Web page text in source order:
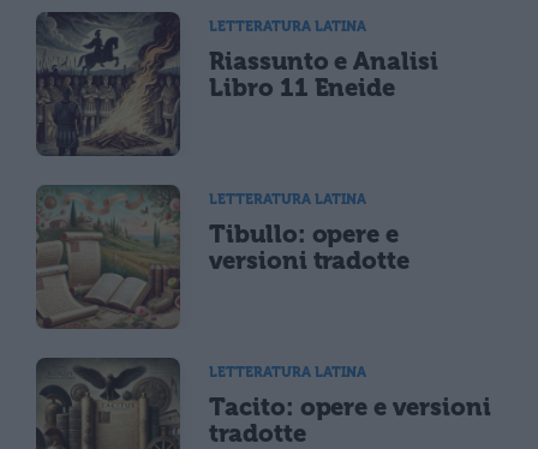
LETTERATURA LATINA
Riassunto e Analisi
Libro 11 Eneide
LETTERATURA LATINA
Tibullo: opere e
versioni tradotte
LETTERATURA LATINA
Tacito: opere e versioni
tradotte